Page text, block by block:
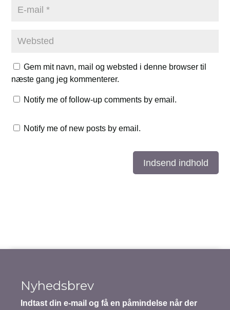
Gem mit navn, mail og websted i denne browser til
næste gang jeg kommenterer.
Notify me of follow-up comments by email.
Notify me of new posts by email.
Indsend indhold
Nyhedsbrev
Indtast din e-mail og få en påmindelse når der